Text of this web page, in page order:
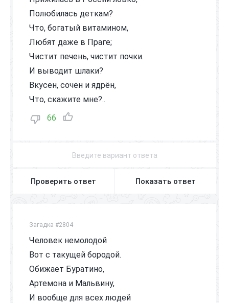
Полюбилась деткам?
Что, богатый витамином,
Любят даже в Праге;
Чистит печень, чистит почки.
И выводит шлаки?
Вкусен, сочен и ядрён,
Что, скажите мне?..
66
Проверить ответ Показать ответ
Загадка #2804
Человек немолодой
Вот с такущей бородой.
Обижает Буратино,
Артемона и Мальвину,
И вообще для всех людей